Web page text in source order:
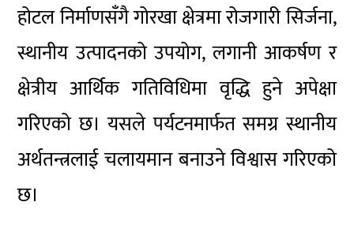
होटल निर्माणसँगै गोरखा क्षेत्रमा रोजगारी सिर्जना,
स्थानीय उत्पादनको उपयोग, लगानी आकर्षण र
क्षेत्रीय आर्थिक गतिविधिमा वृद्धि हुने अपेक्षा
गरिएको छ। यसले पर्यटनमार्फत समग्र स्थानीय
अर्थतन्त्रलाई चलायमान बनाउने विश्वास गरिएको
छ।